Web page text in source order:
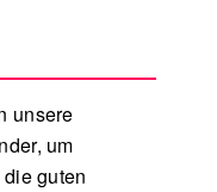
unsere
um
guten